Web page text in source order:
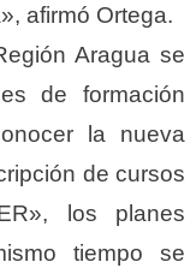
afirmó Ortega.
Aragua se
de formación
la nueva
de cursos
los planes
tiempo se